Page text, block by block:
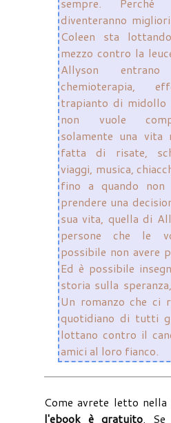
diventeranno
Coleen sta
mezzo contro la
Allyson
chemioterapia,
trapianto di midollo
non vuole
solamente una vita
fatta di risate,
viaggi, musica,
fino a quando
prendere una
sua vita, quella di
persone che le
possibile non avere
Ed è possibile
storia sulla
Un romanzo che ci
quotidiano di tutti
lottano contro il
amici al loro fianco.
Come avrete letto nella
l'ebook è gratuito. Se